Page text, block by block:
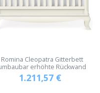
Romina Cleopatra Gitterbett
erhöhte Rückwand
1.211,57€